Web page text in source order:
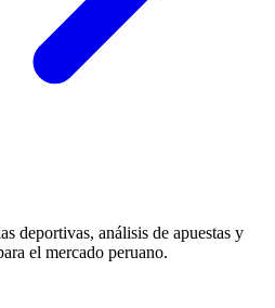
deportivas, análisis de apuestas y
el mercado peruano.